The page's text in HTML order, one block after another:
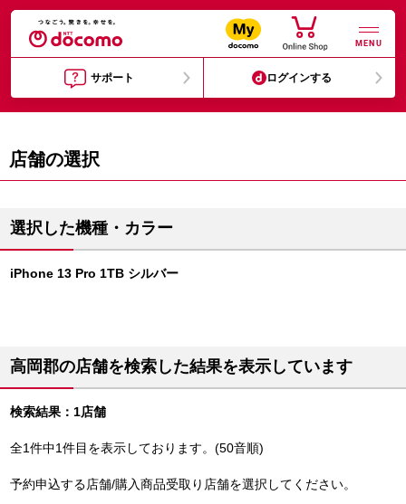
MENU
サポート ログインする
店舗の選択
選択した機種・カラー
iPhone 13 Pro 1TB シルバー
高岡郡の店舗を検索した結果を表示しています
検索結果：1店舗
全1件中1件目を表示しております。(50音順)
予約申込する店舗/購入商品受取り店舗を選択してください。